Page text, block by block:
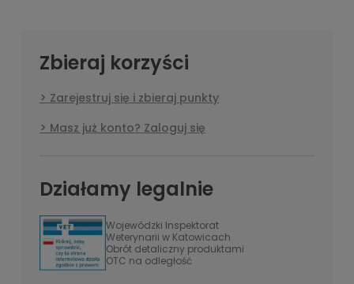
Zbieraj korzyści
Zarejestruj się i zbieraj punkty
Masz już konto? Zaloguj się
Działamy legalnie
Wojewódzki Inspektorat
Weterynarii w Katowicach
Obrót detaliczny produktami
OTC na odległość